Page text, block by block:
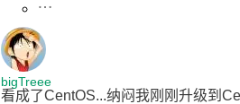
bigTreee
看成了CentOS...纳闷我刚刚升级到